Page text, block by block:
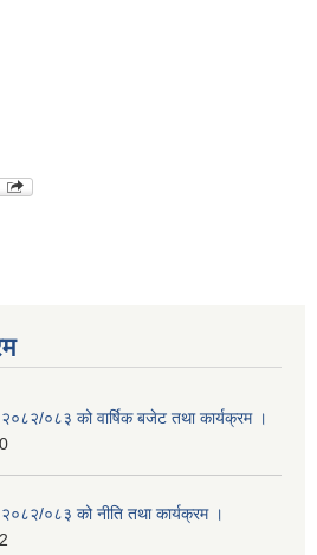
२०८२/०८३ को वार्षिक बजेट तथा कार्यक्रम ।
२०८२/०८३ को नीति तथा कार्यक्रम ।